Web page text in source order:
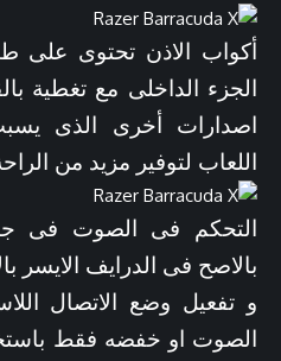
أكواب الاذن تحتوى على
الجزء الداخلى مع تغطية
اصدارات أخرى الذى
اللعاب لتوفير مزيد من
التحكم فى الصوت فى
بالاصح فى الدرايف الايسر
و تفعيل وضع الاتصال
الصوت او خفضه فقط